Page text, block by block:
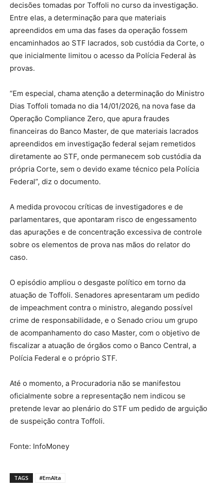
decisões tomadas por Toffoli no curso da investigação.
Entre elas, a determinação para que materiais
apreendidos em uma das fases da operação fossem
encaminhados ao STF lacrados, sob custódia da Corte, o
que inicialmente limitou o acesso da Polícia Federal às
provas.
“Em especial, chama atenção a determinação do Ministro
Dias Toffoli tomada no dia 14/01/2026, na nova fase da
Operação Compliance Zero, que apura fraudes
financeiras do Banco Master, de que materiais lacrados
apreendidos em investigação federal sejam remetidos
diretamente ao STF, onde permanecem sob custódia da
própria Corte, sem o devido exame técnico pela Polícia
Federal”, diz o documento.
A medida provocou críticas de investigadores e de
parlamentares, que apontaram risco de engessamento
das apurações e de concentração excessiva de controle
sobre os elementos de prova nas mãos do relator do
caso.
O episódio ampliou o desgaste político em torno da
atuação de Toffoli. Senadores apresentaram um pedido
de impeachment contra o ministro, alegando possível
crime de responsabilidade, e o Senado criou um grupo
de acompanhamento do caso Master, com o objetivo de
fiscalizar a atuação de órgãos como o Banco Central, a
Polícia Federal e o próprio STF.
Até o momento, a Procuradoria não se manifestou
oficialmente sobre a representação nem indicou se
pretende levar ao plenário do STF um pedido de arguição
de suspeição contra Toffoli.
Fonte: InfoMoney
TAGS #EmAlta